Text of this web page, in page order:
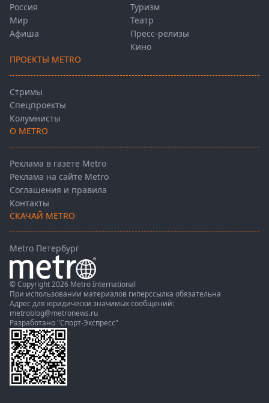
Россия
Мир
Афиша
Туризм
Театр
Пресс-релизы
Кино
ПРОЕКТЫ METRO
Стримы
Спецпроекты
Колумнисты
О METRO
Реклама в газете Metro
Реклама на сайте Metro
Соглашения и правила
Контакты
СКАЧАЙ METRO
Metro Петербург
© Copyright 2026 Metro International
При использовании материалов гиперссылка обязательна
Адрес для юридически значимых сообщений:
metroblog@metronews.ru
Разработано "Спорт-Экспресс"